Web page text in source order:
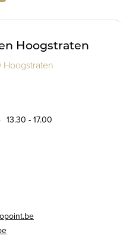
Hoogstraten
Hoogstraten
13.30 - 17.00